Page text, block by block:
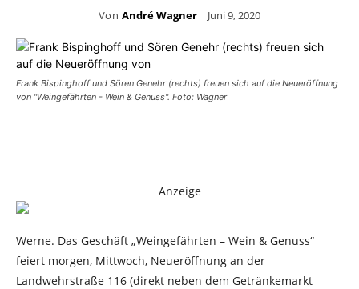
Von André Wagner Juni 9, 2020
Frank Bispinghoff und Sören Genehr (rechts) freuen sich auf die Neueröffnung
von "Weingefährten - Wein & Genuss". Foto: Wagner
Anzeige
Werne. Das Geschäft „Weingefährten – Wein & Genuss“
feiert morgen, Mittwoch, Neueröffnung an der
Landwehrstraße 116 (direkt neben dem Getränkemarkt